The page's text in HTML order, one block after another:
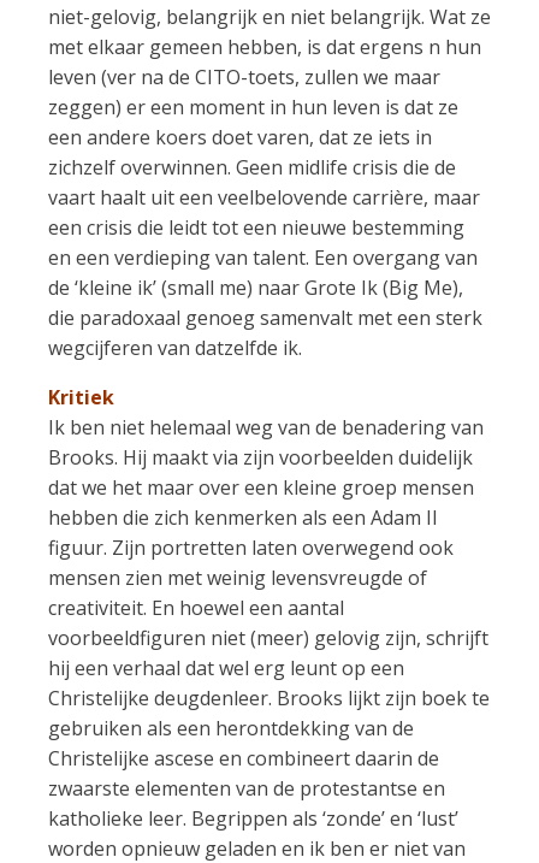
niet-gelovig, belangrijk en niet belangrijk. Wat ze
met elkaar gemeen hebben, is dat ergens n hun
leven (ver na de CITO-toets, zullen we maar
zeggen) er een moment in hun leven is dat ze
een andere koers doet varen, dat ze iets in
zichzelf overwinnen. Geen midlife crisis die de
vaart haalt uit een veelbelovende carrière, maar
een crisis die leidt tot een nieuwe bestemming
en een verdieping van talent. Een overgang van
de ‘kleine ik’ (small me) naar Grote Ik (Big Me),
die paradoxaal genoeg samenvalt met een sterk
wegcijferen van datzelfde ik.
Kritiek
Ik ben niet helemaal weg van de benadering van
Brooks. Hij maakt via zijn voorbeelden duidelijk
dat we het maar over een kleine groep mensen
hebben die zich kenmerken als een Adam II
figuur. Zijn portretten laten overwegend ook
mensen zien met weinig levensvreugde of
creativiteit. En hoewel een aantal
voorbeeldfiguren niet (meer) gelovig zijn, schrijft
hij een verhaal dat wel erg leunt op een
Christelijke deugdenleer. Brooks lijkt zijn boek te
gebruiken als een herontdekking van de
Christelijke ascese en combineert daarin de
zwaarste elementen van de protestantse en
katholieke leer. Begrippen als ‘zonde’ en ‘lust’
worden opnieuw geladen en ik ben er niet van